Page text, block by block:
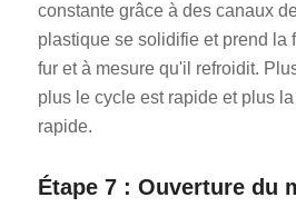
constante grâce à des canaux
plastique se solidifie et prend la
fur et à mesure qu'il refroidit.
plus le cycle est rapide et plus
rapide.
Étape 7 : Ouverture du